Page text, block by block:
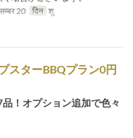
20 दिन शु
スターBBQプラン0円
！オプション追加で色々